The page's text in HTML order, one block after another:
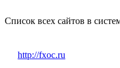
Список всех сайтов в
http://fxoc.ru